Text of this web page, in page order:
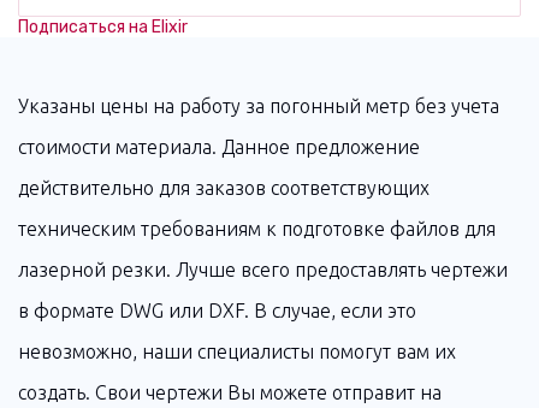
Подписаться на Elixir
Указаны цены на работу за погонный метр без учета
стоимости материала. Данное предложение
действительно для заказов соответствующих
техническим требованиям к подготовке файлов для
лазерной резки. Лучше всего предоставлять чертежи
в формате DWG или DXF. В случае, если это
невозможно, наши специалисты помогут вам их
создать. Свои чертежи Вы можете отправит на